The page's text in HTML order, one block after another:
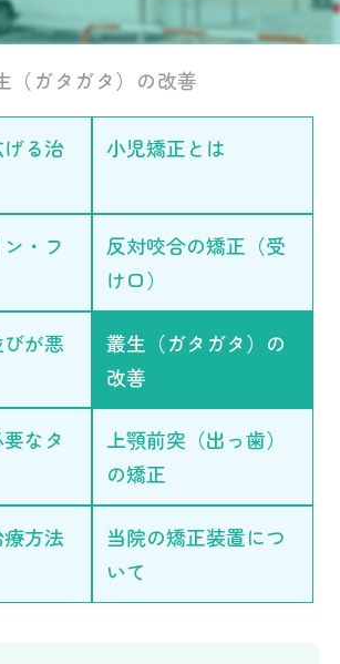
（ガタガタ）の改善
る治
小児矯正とは
・フ
反対咬合の矯正（受
け口）
が悪
叢生（ガタガタ）の
改善
なタ
上顎前突（出っ歯）
の矯正
方法
当院の矯正装置につ
いて